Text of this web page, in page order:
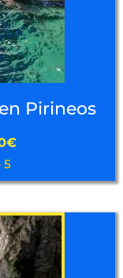
Pirineos
€
5